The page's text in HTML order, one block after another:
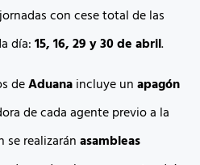
con cese total de las
día:15, 16, 29 y 30 de abril.
deAduanaincluye unapagón
de cada agente previo a la
se realizaránasambleas